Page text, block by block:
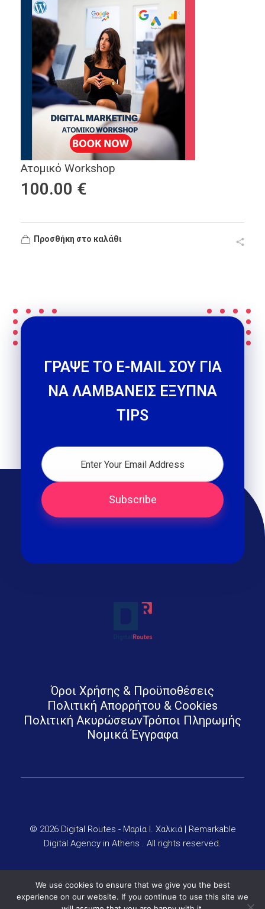
Ατομικό Workshop
100.00 €
Προσθήκη στο καλάθι
ΓΡΑΨΕ ΤΟ E-MAIL ΣΟΥ ΓΙΑ
ΝΑ ΛΑΜΒΑΝΕΙΣ ΕΞΥΠΝΑ
TIPS
Όροι Χρήσης & Προϋποθέσεις
Πολιτική Απορρήτου & Cookies
Πολιτική ΑκυρώσεωνΤρόποι Πληρωμής
Νομικά Έγγραφα
© 2026 Digital Routes - Μαρία Ι. Χαλκιά | Remarkable
Digital Agency in Athens . All rights reserved.
We use cookies to ensure that we give you the best
experience on our website. If you continue to use this site we